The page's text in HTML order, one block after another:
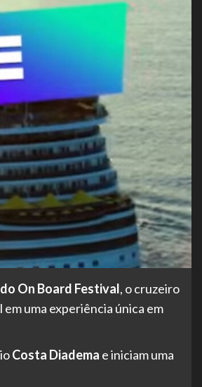
On Board Festival, o cruzeiro
em uma experiência única em
Costa Diadema e iniciam uma